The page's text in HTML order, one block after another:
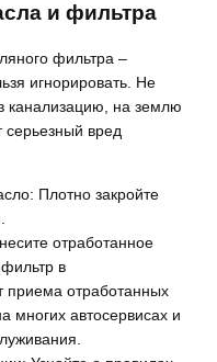
и фильтра
фильтра –
игнорировать. Не
канализацию, на землю
серьезный вред
Плотно закройте
отработанное
в
приема отработанных
многих автосервисах и